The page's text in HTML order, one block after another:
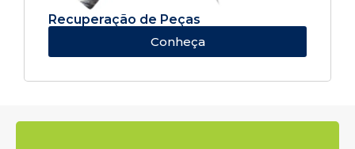
Recuperação de Peças
Conheça